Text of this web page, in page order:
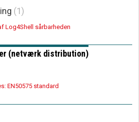
1
Log4Shell sårbarheden
(netværk distribution)
EN50575 standard